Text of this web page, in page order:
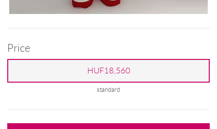
Price
HUF18,560
standard